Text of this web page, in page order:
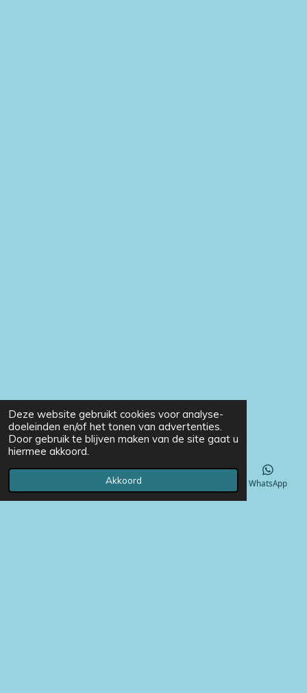
Deze website gebruikt cookies voor analyse-
doeleinden en/of het tonen van advertenties.
Door gebruik te blijven maken van de site gaat u
hiermee akkoord.
Akkoord
Telefoonnummer WhatsApp